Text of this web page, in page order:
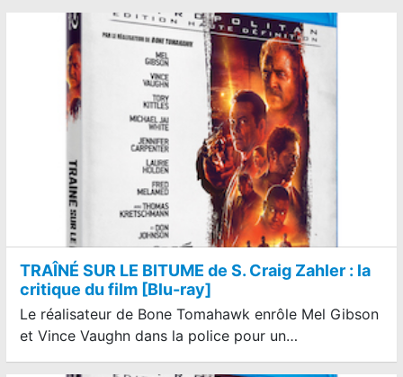
TRAÎNÉ SUR LE BITUME de S. Craig Zahler : la
critique du film [Blu-ray]
Le réalisateur de Bone Tomahawk enrôle Mel Gibson
et Vince Vaughn dans la police pour un…